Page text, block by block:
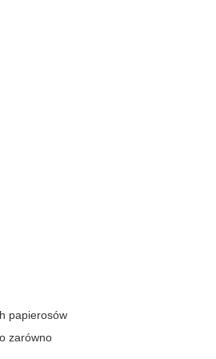
papierosów
zarówno